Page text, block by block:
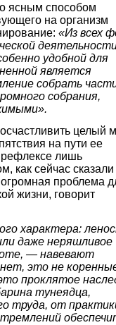
ясным способом
на организм
«Из всех
удобной для
является
собрать
собрания,
целый
на пути ее
лишь
как сейчас
проблема
жизни, говорит
характера:
даже неряшливое
— навевают
это не
проклятое
тунеядца,
труда, от